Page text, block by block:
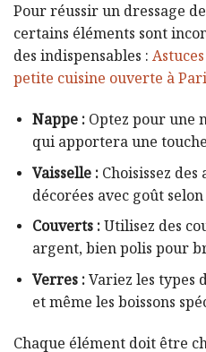
Pour réussir un dressage
certains éléments sont
des indispensables :
petite cuisine ouverte à
Nappe :Optez pour une
qui apportera une
Vaisselle :Choisissez des
décorées avec goût
Couverts :Utilisez des
argent, bien polis pour
Verres :Variez les types
et même les boissons
Chaque élément doit être